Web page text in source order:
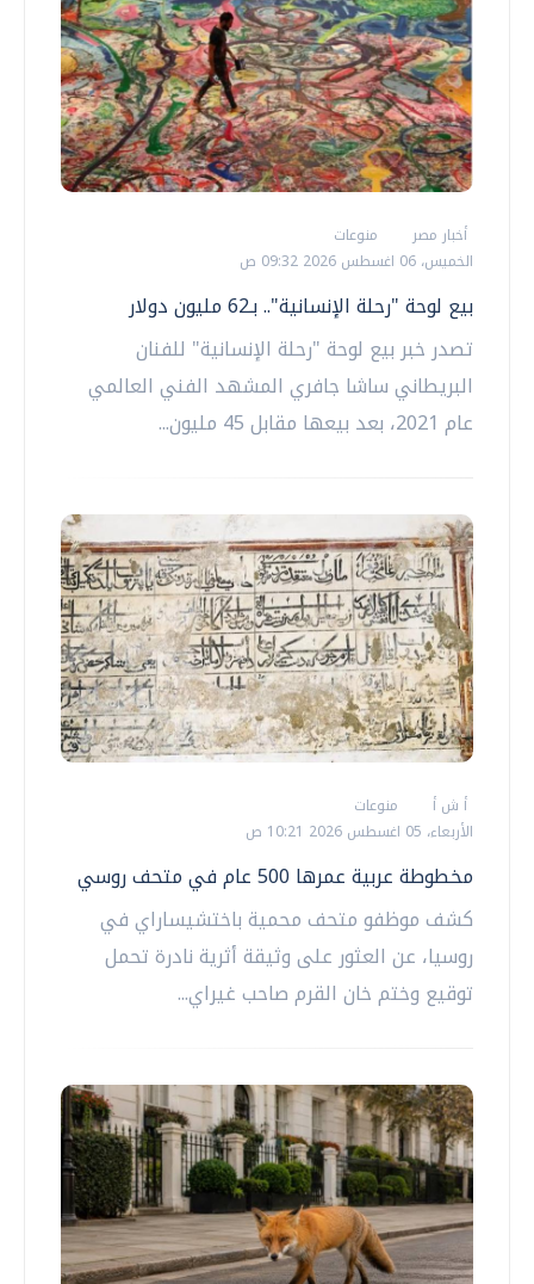
أخبار مصر
منوعات
الخميس، 06 اغسطس 2026 09:32 ص
بيع لوحة "رحلة الإنسانية".. بـ62 مليون دولار
تصدر خبر بيع لوحة "رحلة الإنسانية" للفنان
البريطاني ساشا جافري المشهد الفني العالمي
عام 2021، بعد بيعها مقابل 45 مليون...
أ ش أ
منوعات
الأربعاء، 05 اغسطس 2026 10:21 ص
مخطوطة عربية عمرها 500 عام في متحف روسي
كشف موظفو متحف محمية باختشيساراي في
روسيا، عن العثور على وثيقة أثرية نادرة تحمل
توقيع وختم خان القرم صاحب غيراي...